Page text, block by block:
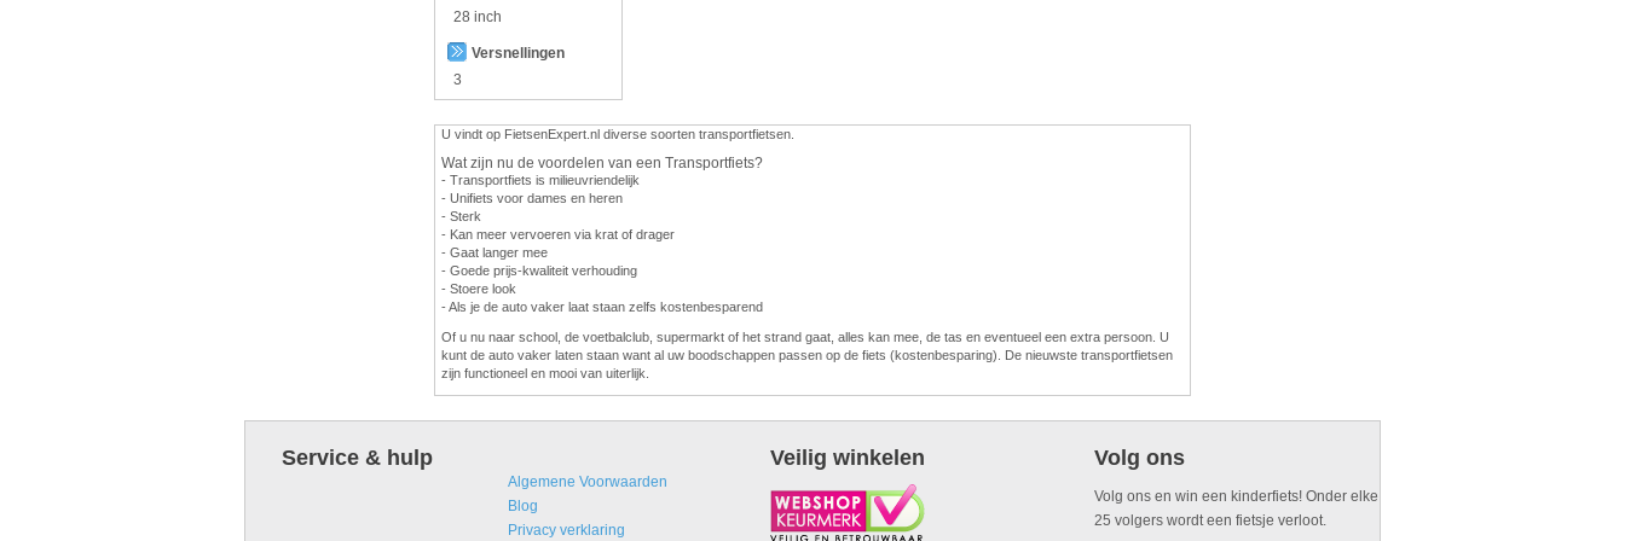
28 inch
Versnellingen
3
U vindt op FietsenExpert.nl diverse soorten transportfietsen.
Wat zijn nu de voordelen van een Transportfiets?
- Transportfiets is milieuvriendelijk
- Unifiets voor dames en heren
- Sterk
- Kan meer vervoeren via krat of drager
- Gaat langer mee
- Goede prijs-kwaliteit verhouding
- Stoere look
- Als je de auto vaker laat staan zelfs kostenbesparend
Of u nu naar school, de voetbalclub, supermarkt of het strand gaat, alles kan mee, de tas en eventueel een extra persoon. U
kunt de auto vaker laten staan want al uw boodschappen passen op de fiets (kostenbesparing). De nieuwste transportfietsen
zijn functioneel en mooi van uiterlijk.
Service & hulp
Algemene Voorwaarden
Blog
Privacy verklaring
Veilig winkelen Volg ons
Volg ons en win een kinderfiets! Onder elke
25 volgers wordt een fietsje verloot.